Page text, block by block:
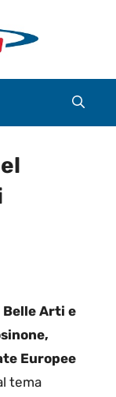
Arti e
Europee
tema